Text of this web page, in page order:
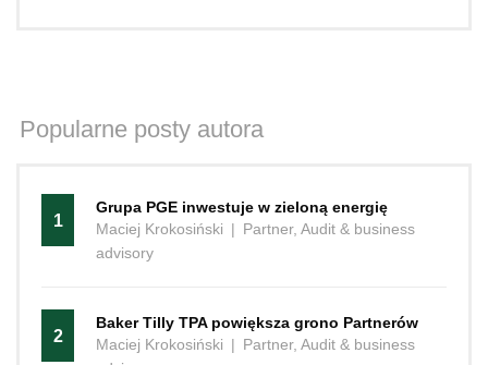
Popularne posty autora
1
Grupa PGE inwestuje w zieloną energię
Maciej Krokosiński | Partner, Audit & business
advisory
2
Baker Tilly TPA powiększa grono Partnerów
Maciej Krokosiński | Partner, Audit & business